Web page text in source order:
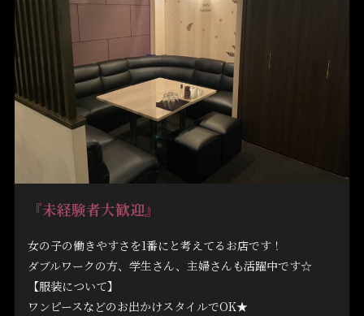
『未経験者大歓迎 』
女の子の働きやすさを1番にと考えてるお店です！
ダブルワークの方、学生さん、主婦さんも活躍中です☆
【服装について】
ワンピースなどのお出かけスタイルでOK★